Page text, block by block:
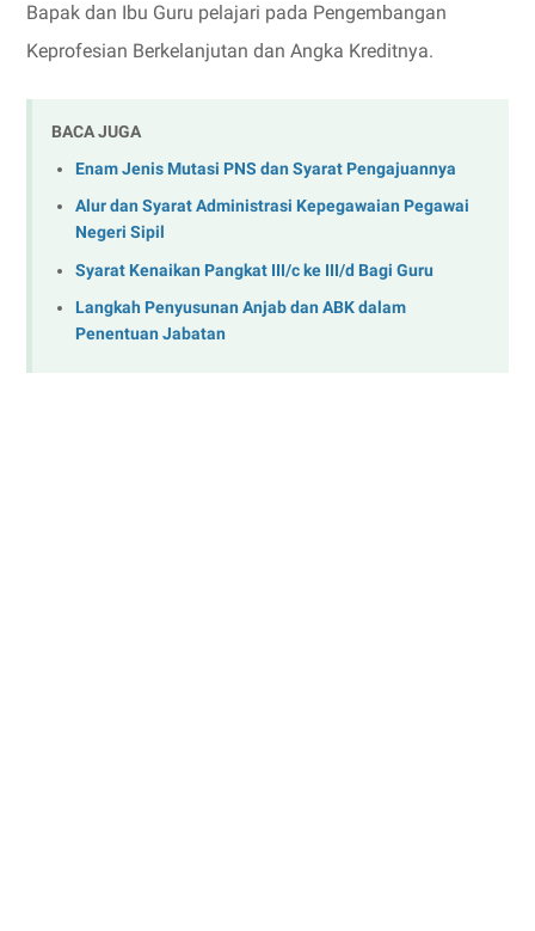
Bapak dan Ibu Guru pelajari pada Pengembangan
Keprofesian Berkelanjutan dan Angka Kreditnya.
BACA JUGA
Enam Jenis Mutasi PNS dan Syarat Pengajuannya
Alur dan Syarat Administrasi Kepegawaian Pegawai
Negeri Sipil
Syarat Kenaikan Pangkat III/c ke III/d Bagi Guru
Langkah Penyusunan Anjab dan ABK dalam
Penentuan Jabatan